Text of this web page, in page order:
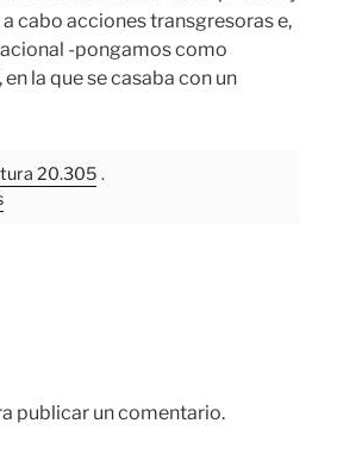
cabo acciones transgresoras e,
-pongamos como
la que se casaba con un
20.305 .
publicar un comentario.